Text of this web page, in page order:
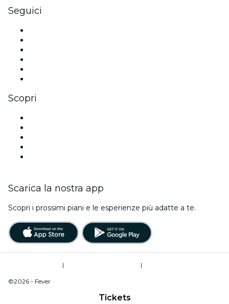
Tickets
Seguici
Scopri
Scarica la nostra app
Scopri i prossimi piani e le esperienze più adatte a te.
|
|
©2026 - Fever